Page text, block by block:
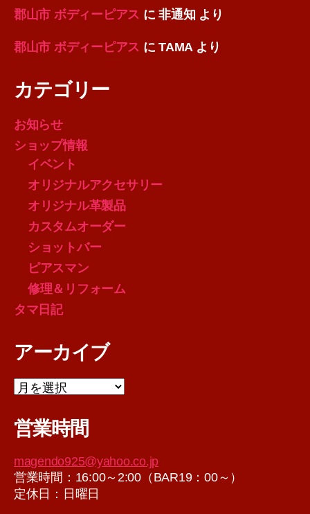
郡山市 ボディーピアス に非通知 より
郡山市 ボディーピアス にTAMA より
カテゴリー
お知らせ
ショップ情報
イベント
オリジナルアクセサリー
オリジナル革製品
カスタムオーダー
ショットバー
ピアスマン
修理＆リフォーム
タマ日記
アーカイブ
ア
ー
イ
営業時間
magendo925@yahoo.co.jp
営業時間：16:00～2:00（BAR19：00～）
定休日：日曜日